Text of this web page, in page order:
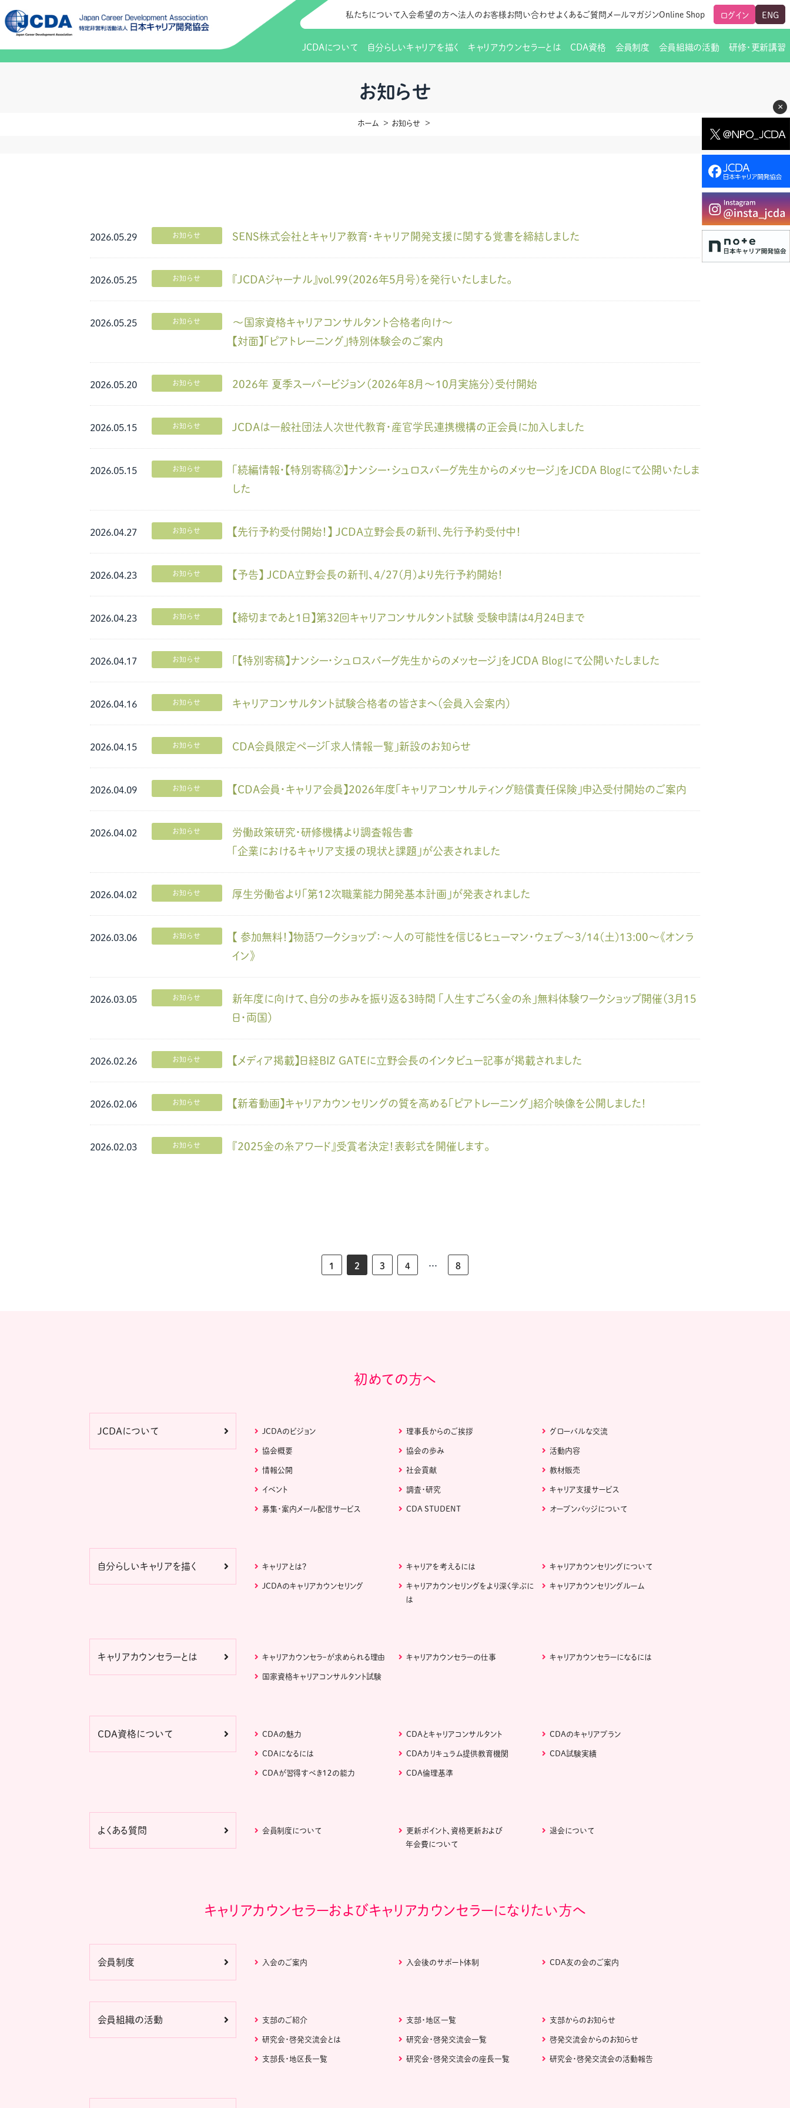
×
私たちについて 入会希望の方へ法人のお客様お問い合わせよくあるご質問 メールマガジンOnline Shop ログイン ENG
JCDAについて
JCDAのビジョン
人生すごろく金の糸
自分らしいキャリアを描く キャリアカウンセラーとは CDA資格 会員制度
会報誌バックナンバー オンラインライブラリー
会員組織の活動
研究会・啓発交流会の活動報告
研修・更新講習
研修情報（お知らせ）
（更新講習・スキルアップ）
必要書類ダウンロード（ピアトレ）
指導者を目指すための研修 よくある質問
ピアファシリテーター紹介
お知らせ
ホーム お知らせ
2026.05.29 お知らせ SENS株式会社とキャリア教育・キャリア開発支援に関する覚書を締結しました
2026.05.25 お知らせ 『JCDAジャーナル』vol.99(2026年5月号)を発行いたしました。
2026.05.25 お知らせ
～国家資格キャリアコンサルタント合格者向け～
【対面】「ピアトレーニング」特別体験会のご案内
2026.05.20 お知らせ 2026年 夏季スーパービジョン（2026年8月～10月実施分）受付開始
2026.05.15 お知らせ JCDAは一般社団法人次世代教育・産官学民連携機構の正会員に加入しました
2026.05.15 お知らせ
「続編情報・【特別寄稿②】ナンシー・シュロスバーグ先生からのメッセージ」をJCDA Blogにて公開いたしま
した
2026.04.27 お知らせ 【先行予約受付開始！】 JCDA立野会長の新刊、先行予約受付中！
2026.04.23 お知らせ 【予告】 JCDA立野会長の新刊、4/27(月)より先行予約開始！
2026.04.23 お知らせ 【締切まであと1日】第32回キャリアコンサルタント試験 受験申請は4月24日まで
2026.04.17 お知らせ 「【特別寄稿】ナンシー・シュロスバーグ先生からのメッセージ」をJCDA Blogにて公開いたしました
2026.04.16 お知らせ キャリアコンサルタント試験合格者の皆さまへ（会員入会案内）
2026.04.15 お知らせ CDA会員限定ページ「求人情報一覧」新設のお知らせ
2026.04.09 お知らせ 【CDA会員・キャリア会員】2026年度「キャリアコンサルティング賠償責任保険」申込受付開始のご案内
2026.04.02 お知らせ
労働政策研究・研修機構より調査報告書
「企業におけるキャリア支援の現状と課題」が公表されました
2026.04.02 お知らせ 厚生労働省より「第12次職業能力開発基本計画」が発表されました
2026.03.06 お知らせ
【 参加無料！】物語ワークショップ：～人の可能性を信じるヒューマン・ウェブ～3/14(土)13:00～《オンラ
イン》
2026.03.05 お知らせ
新年度に向けて、自分の歩みを振り返る3時間 「人生すごろく金の糸」無料体験ワークショップ開催（3月15
日・両国）
2026.02.26 お知らせ 【メディア掲載】日経BIZ GATEに立野会長のインタビュー記事が掲載されました
2026.02.06 お知らせ 【新着動画】キャリアカウンセリングの質を高める「ピアトレーニング」紹介映像を公開しました！
2026.02.03 お知らせ 『2025金の糸アワード』受賞者決定！表彰式を開催します。
1 2 3 4 … 8
初めての方へ
JCDAについて JCDAのビジョン 理事長からのご挨拶 グローバルな交流
協会概要 協会の歩み 活動内容
情報公開 社会貢献 教材販売
イベント 調査・研究 キャリア支援サービス
募集・案内メール配信サービス CDA STUDENT オープンバッジについて
自分らしいキャリアを描く キャリアとは？ キャリアを考えるには キャリアカウンセリングについて
JCDAのキャリアカウンセリング
キャリアカウンセリングをより深く学ぶに
は
キャリアカウンセリングルーム
キャリアカウンセラーとは キャリアカウンセラｰが求められる理由 キャリアカウンセラーの仕事 キャリアカウンセラーになるには
国家資格キャリアコンサルタント試験
CDA資格について CDAの魅力 CDAとキャリアコンサルタント CDAのキャリアプラン
CDAになるには CDAカリキュラム提供教育機関 CDA試験実績
CDAが習得すべき１２の能力 CDA倫理基準
よくある質問 会員制度について
更新ポイント、資格更新および
年会費について
退会について
キャリアカウンセラーおよびキャリアカウンセラーになりたい方へ
会員制度 入会のご案内 入会後のサポート体制 CDA友の会のご案内
会員組織の活動 支部のご紹介 支部・地区一覧 支部からのお知らせ
研究会・啓発交流会とは 研究会・啓発交流会一覧 啓発交流会からのお知らせ
支部長・地区長一覧 研究会・啓発交流会の座長一覧 研究会・啓発交流会の活動報告